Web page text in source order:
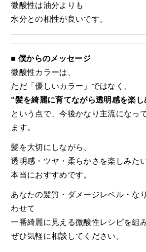
微酸性は油分よりも
水分との相性が良いです。
■ 僕からのメッセージ
微酸性カラーは、
ただ「優しいカラー」ではなく、
“髪を綺麗に育てながら透明感を楽し
という点で、今後かなり主流になっ
ます。
髪を大切にしながら、
透明感・ツヤ・柔らかさを楽しみた
本当におすすめです。
あなたの髪質・ダメージレベル・な
わせて
一番綺麗に見える微酸性レシピを組
ぜひ気軽に相談してください。